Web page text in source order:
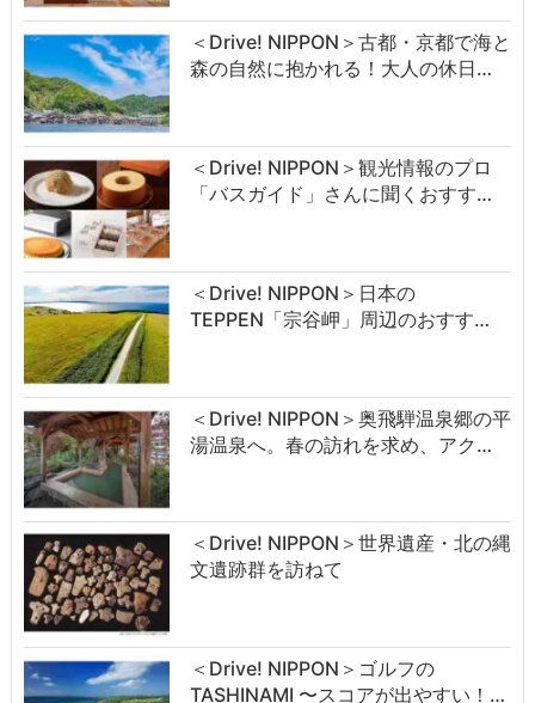
＜Drive! NIPPON＞古都・京都で海と
森の自然に抱かれる！大人の休日…
＜Drive! NIPPON＞観光情報のプロ
「バスガイド」さんに聞くおすす…
＜Drive! NIPPON＞日本の
TEPPEN「宗谷岬」周辺のおすす…
＜Drive! NIPPON＞奥飛騨温泉郷の平
湯温泉へ。春の訪れを求め、アク…
＜Drive! NIPPON＞世界遺産・北の縄
文遺跡群を訪ねて
＜Drive! NIPPON＞ゴルフの
TASHINAMI 〜スコアが出やすい！…